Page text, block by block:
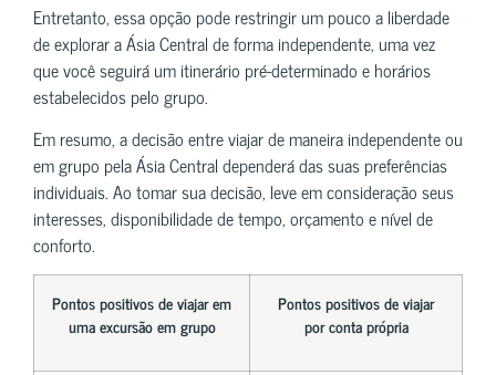
Entretanto, essa opção pode restringir um pouco a liberdade
de explorar a Ásia Central de forma independente, uma vez
que você seguirá um itinerário pré-determinado e horários
estabelecidos pelo grupo.
Em resumo, a decisão entre viajar de maneira independente ou
em grupo pela Ásia Central dependerá das suas preferências
individuais. Ao tomar sua decisão, leve em consideração seus
interesses, disponibilidade de tempo, orçamento e nível de
conforto.
Pontos positivos de viajar em
uma excursão em grupo
Pontos positivos de viajar
por conta própria